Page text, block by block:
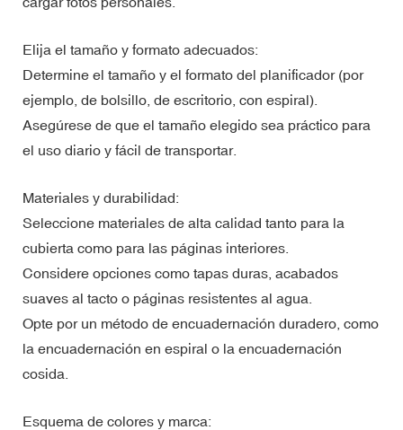
Elija el tamaño y formato adecuados:
Determine el tamaño y el formato del planificador (por
ejemplo, de bolsillo, de escritorio, con espiral).
Asegúrese de que el tamaño elegido sea práctico para
el uso diario y fácil de transportar.
Materiales y durabilidad:
Seleccione materiales de alta calidad tanto para la
cubierta como para las páginas interiores.
Considere opciones como tapas duras, acabados
suaves al tacto o páginas resistentes al agua.
Opte por un método de encuadernación duradero, como
la encuadernación en espiral o la encuadernación
cosida.
Esquema de colores y marca: